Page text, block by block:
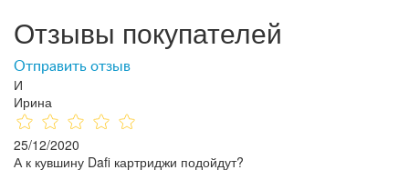
Отзывы покупателей
Отправить отзыв
И
Ирина
25/12/2020
А к кувшину Dafi картриджи подойдут?